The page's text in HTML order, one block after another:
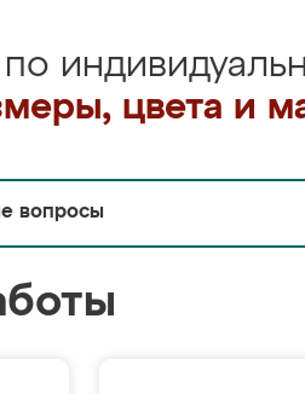
цвета и
вопросы